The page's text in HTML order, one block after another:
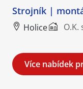
Strojník |
Holice O.K.
Více nabídek